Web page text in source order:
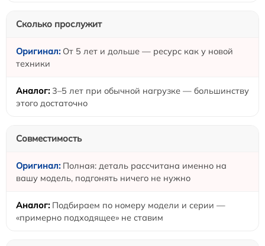
Сколько прослужит
От 5 лет и дольше — ресурс как у новой
техники
3–5 лет при обычной нагрузке — большинству
этого достаточно
Совместимость
Полная: деталь рассчитана именно на
вашу модель, подгонять ничего не нужно
Подбираем по номеру модели и серии —
«примерно подходящее» не ставим